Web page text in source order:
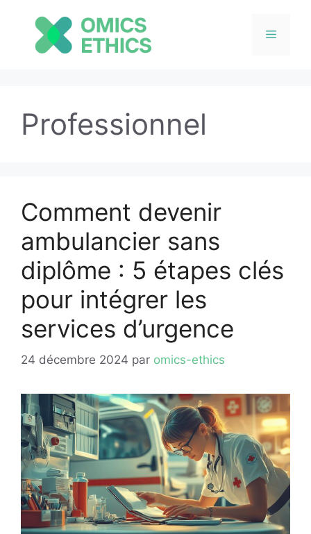
contenu
Menu
Professionnel
Comment devenir
ambulancier sans
diplôme : 5 étapes clés
pour intégrer les
services d’urgence
24 décembre 2024 par omics-ethics